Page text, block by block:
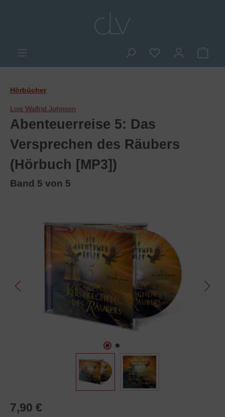
Du hast 0
Hörbücher
Lois Walfrid Johnson
Abenteuerreise 5: Das
Versprechen des Räubers
(Hörbuch [MP3])
Band 5 von 5
Bildergalerie überspringen
7,90 €